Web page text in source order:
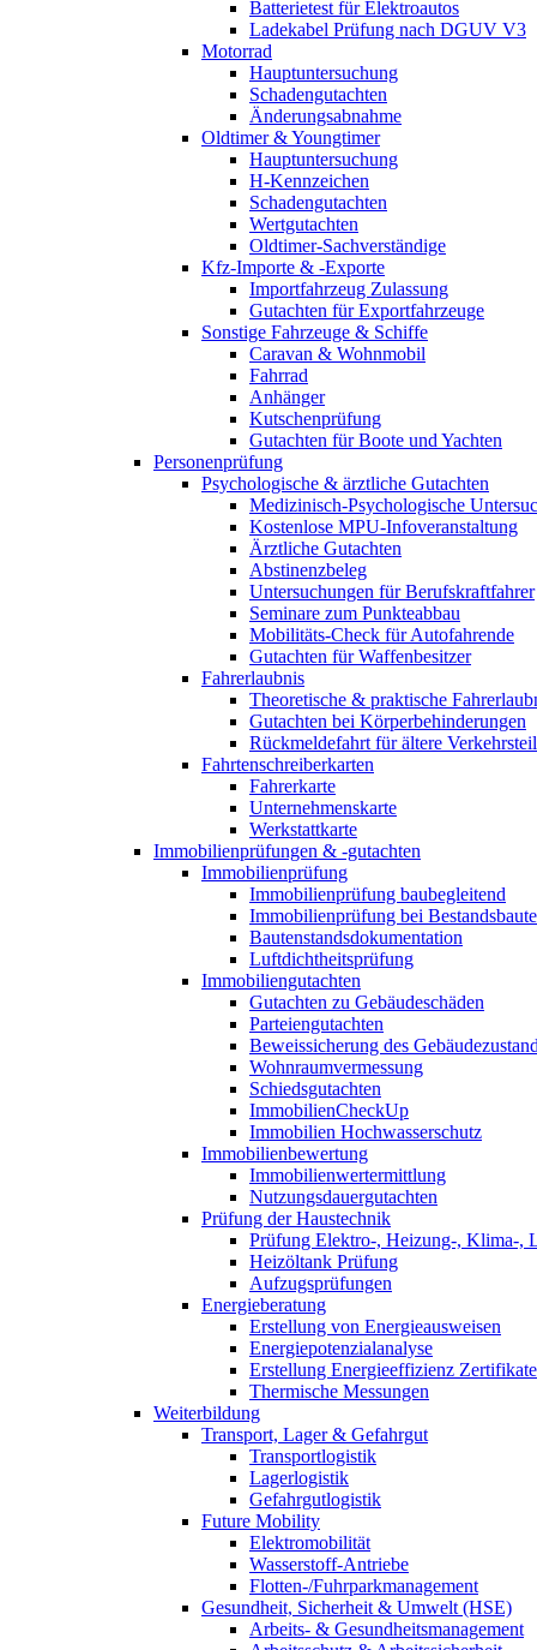
Batterietest für Elektroautos
Ladekabel Prüfung nach DGUV V3
Motorrad
Hauptuntersuchung
Schadengutachten
Änderungsabnahme
Oldtimer & Youngtimer
Hauptuntersuchung
H-Kennzeichen
Schadengutachten
Wertgutachten
Oldtimer-Sachverständige
Kfz-Importe & -Exporte
Importfahrzeug Zulassung
Gutachten für Exportfahrzeuge
Sonstige Fahrzeuge & Schiffe
Caravan & Wohnmobil
Fahrrad
Anhänger
Kutschenprüfung
Gutachten für Boote und Yachten
Personenprüfung
Psychologische & ärztliche Gutachten
Medizinisch-Psychologische
Kostenlose MPU-Infoveranstaltung
Ärztliche Gutachten
Abstinenzbeleg
Untersuchungen für Berufskraftfahrer
Seminare zum Punkteabbau
Mobilitäts-Check für Autofahrende
Gutachten für Waffenbesitzer
Fahrerlaubnis
Theoretische & praktische
Gutachten bei Körperbehinderungen
Rückmeldefahrt für ältere
Fahrtenschreiberkarten
Fahrerkarte
Unternehmenskarte
Werkstattkarte
Immobilienprüfungen & -gutachten
Immobilienprüfung
Immobilienprüfung baubegleitend
Immobilienprüfung bei
Bautenstandsdokumentation
Luftdichtheitsprüfung
Immobiliengutachten
Gutachten zu Gebäudeschäden
Parteiengutachten
Beweissicherung des
Wohnraumvermessung
Schiedsgutachten
ImmobilienCheckUp
Immobilien Hochwasserschutz
Immobilienbewertung
Immobilienwertermittlung
Nutzungsdauergutachten
Prüfung der Haustechnik
Prüfung Elektro-, Heizung-, Klima-,
Heizöltank Prüfung
Aufzugsprüfungen
Energieberatung
Erstellung von Energieausweisen
Energiepotenzialanalyse
Erstellung Energieeffizienz Zertifikate
Thermische Messungen
Weiterbildung
Transport, Lager & Gefahrgut
Transportlogistik
Lagerlogistik
Gefahrgutlogistik
Future Mobility
Elektromobilität
Wasserstoff-Antriebe
Flotten-/Fuhrparkmanagement
Gesundheit, Sicherheit & Umwelt (HSE)
Arbeits- & Gesundheitsmanagement